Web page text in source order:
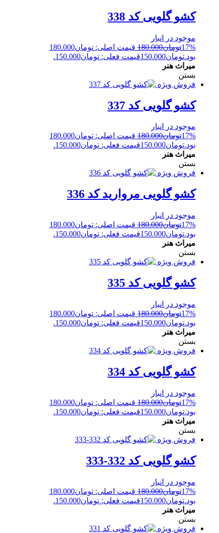
کشو گلویی کد 338
موجود در انبار
17%تومان180.000
قیمت اصلی: تومان180.000
بود.تومان150.000قیمت فعلی: تومان150.000.
میراث هنر
بستن
فروش ویژه
کشو گلویی کد 337
موجود در انبار
17%تومان180.000
قیمت اصلی: تومان180.000
بود.تومان150.000قیمت فعلی: تومان150.000.
میراث هنر
بستن
فروش ویژه
کشو گلویی مروارید کد 336
موجود در انبار
17%تومان180.000
قیمت اصلی: تومان180.000
بود.تومان150.000قیمت فعلی: تومان150.000.
میراث هنر
بستن
فروش ویژه
کشو گلویی کد 335
موجود در انبار
17%تومان180.000
قیمت اصلی: تومان180.000
بود.تومان150.000قیمت فعلی: تومان150.000.
میراث هنر
بستن
فروش ویژه
کشو گلویی کد 334
موجود در انبار
17%تومان180.000
قیمت اصلی: تومان180.000
بود.تومان150.000قیمت فعلی: تومان150.000.
میراث هنر
بستن
فروش ویژه
کشو گلویی کد 332-333
موجود در انبار
17%تومان180.000
قیمت اصلی: تومان180.000
بود.تومان150.000قیمت فعلی: تومان150.000.
میراث هنر
بستن
فروش ویژه